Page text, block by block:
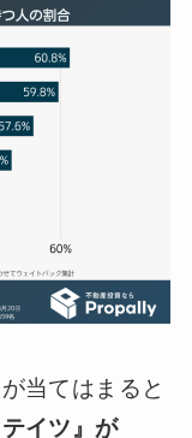
当てはまると
テイツ』が